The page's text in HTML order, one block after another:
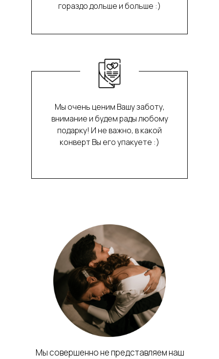
гораздо дольше и больше :)
Мы очень ценим Вашу заботу,
внимание и будем рады любому
подарку! И не важно, в какой
конверт Вы его упакуете :)
Мы совершенно не представляем наш